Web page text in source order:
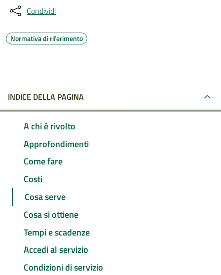
Condividi
Normativa di riferimento
INDICE DELLA PAGINA
A chi è rivolto
Approfondimenti
Come fare
Costi
Cosa serve
Cosa si ottiene
Tempi e scadenze
Accedi al servizio
Condizioni di servizio